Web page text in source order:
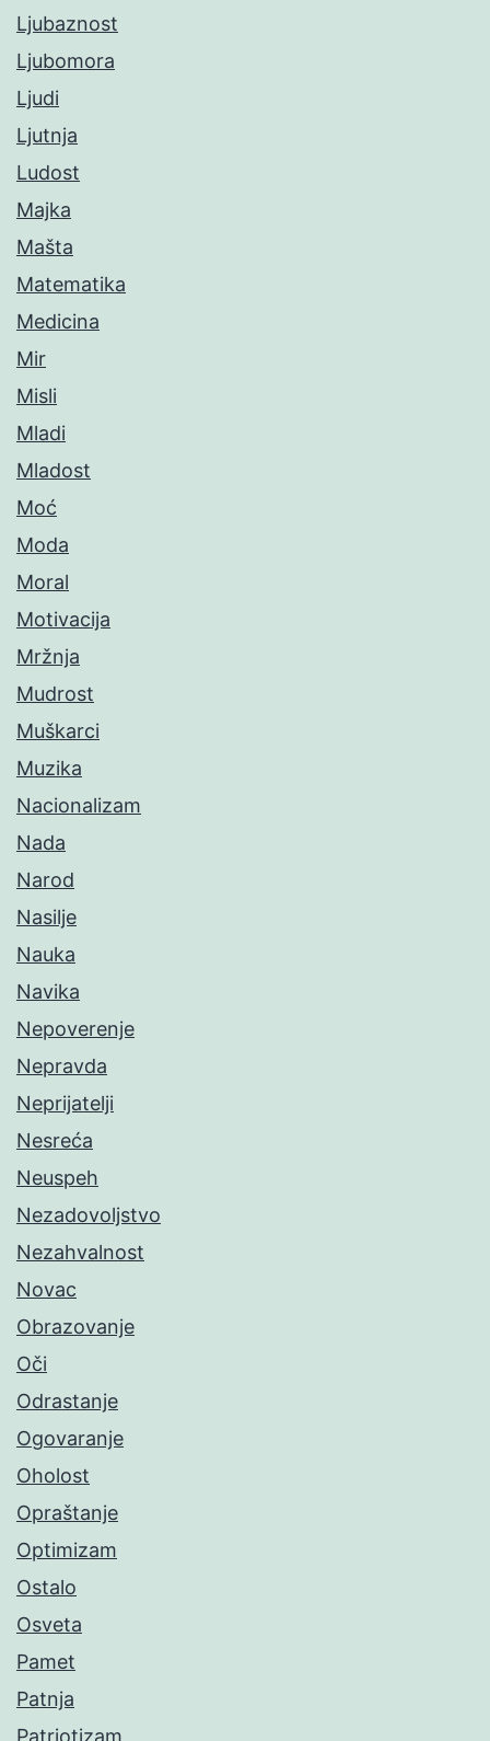
Ljubaznost
Ljubomora
Ljudi
Ljutnja
Ludost
Majka
Mašta
Matematika
Medicina
Mir
Misli
Mladi
Mladost
Moć
Moda
Moral
Motivacija
Mržnja
Mudrost
Muškarci
Muzika
Nacionalizam
Nada
Narod
Nasilje
Nauka
Navika
Nepoverenje
Nepravda
Neprijatelji
Nesreća
Neuspeh
Nezadovoljstvo
Nezahvalnost
Novac
Obrazovanje
Oči
Odrastanje
Ogovaranje
Oholost
Opraštanje
Optimizam
Ostalo
Osveta
Pamet
Patnja